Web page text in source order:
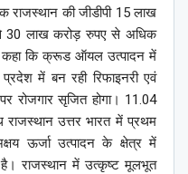
की जीडीपी 15 लाख
30 लाख करोड़ रुपए से अधिक
कहा कि क्रूड ऑयल उत्पादन में
में बन रही रिफाइनरी एवं
रोजगार सृजित होगा। 11.04
उत्तर भारत में प्रथम
ऊर्जा उत्पादन के क्षेत्र में
राजस्थान में उत्कृष्ट मूलभूत